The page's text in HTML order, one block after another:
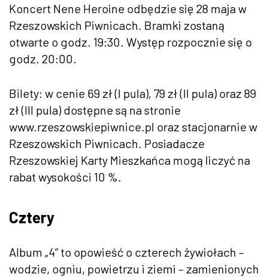
Koncert Nene Heroine odbędzie się 28 maja w
Rzeszowskich Piwnicach. Bramki zostaną
otwarte o godz. 19:30. Występ rozpocznie się o
godz. 20:00.
Bilety: w cenie 69 zł (I pula), 79 zł (II pula) oraz 89
zł (III pula) dostępne są na stronie
www.rzeszowskiepiwnice.pl oraz stacjonarnie w
Rzeszowskich Piwnicach. Posiadacze
Rzeszowskiej Karty Mieszkańca mogą liczyć na
rabat wysokości 10 %.
Cztery
Album „4” to opowieść o czterech żywiołach –
wodzie, ogniu, powietrzu i ziemi – zamienionych